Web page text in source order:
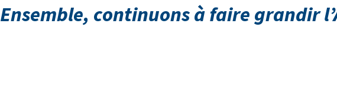
Ensemble, continuons à faire grandir